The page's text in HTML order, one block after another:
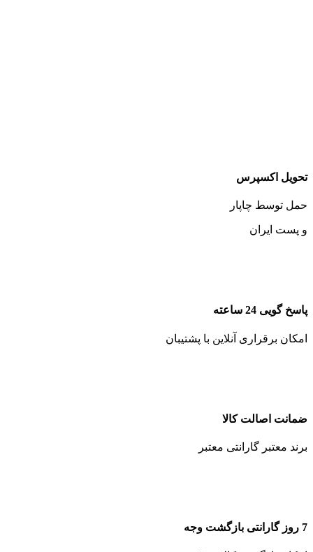
تحویل اکسپرس
حمل توسط چاپار
و پست ایران
پاسخ گویی 24 ساعته
امکان برقراری آنلاین با پشتیبان
ضمانت اصالت کالا
برند معتبر گارانتی معتبر
7 روز گارانتی بازگشت وجه